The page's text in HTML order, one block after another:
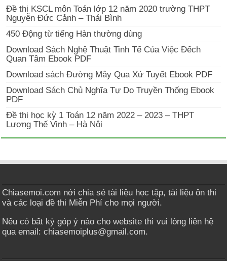
Đề thi KSCL môn Toán lớp 12 năm 2020 trường THPT
Nguyễn Đức Cảnh – Thái Bình
450 Động từ tiếng Hàn thường dùng
Download Sách Nghệ Thuật Tinh Tế Của Việc Đếch
Quan Tâm Ebook PDF
Download sách Đường Mây Qua Xứ Tuyết Ebook PDF
Download Sách Chủ Nghĩa Tự Do Truyền Thống Ebook
PDF
Đề thi học kỳ 1 Toán 12 năm 2022 – 2023 – THPT
Lương Thế Vinh – Hà Nội
Chiasemoi.com nới chia sẻ tài liệu học tập, tài liệu ôn thi
và các loại đề thi Miễn Phí cho mọi người.
Nếu có bất kỳ góp ý nào cho website thì vui lòng liên hệ
qua email: chiasemoiplus@gmail.com.